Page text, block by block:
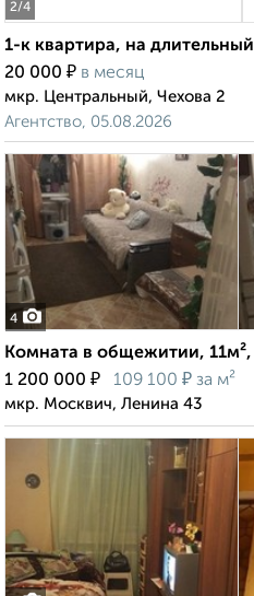
2/4
1-к квартира, на
20 000 ₽ в месяц
мкр. Центральный, Чехова 2
Агентство, 05.08.2026
4
Комната в общежитии,
1 200 000 ₽ 109 100 ₽ за м²
мкр. Москвич, Ленина 43